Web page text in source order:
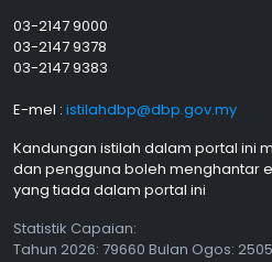
03-2147 9000
03-2147 9378
03-2147 9383
E-mel : istilahdbp@dbp.gov.my
Kandungan istilah dalam portal ini
dan pengguna boleh menghantar
yang tiada dalam portal ini
Statistik Capaian:
Tahun 2026: 79660 Bulan Ogos: